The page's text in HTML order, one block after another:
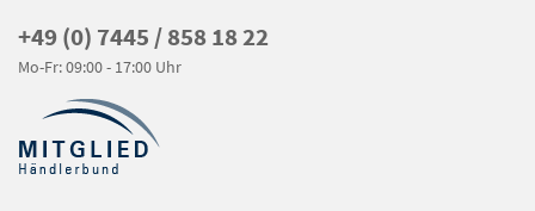
+49 (0) 7445 / 858 18 22
Mo-Fr: 09:00 - 17:00 Uhr